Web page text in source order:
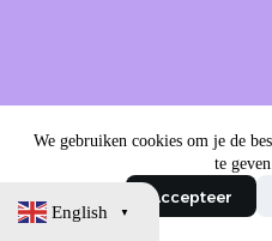
We gebruiken cookies om je de
te
Accepteer
English ▼